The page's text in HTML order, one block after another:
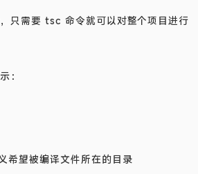
只需要 tsc 命令就可以对整个项目进行
：
希望被编译文件所在的目录